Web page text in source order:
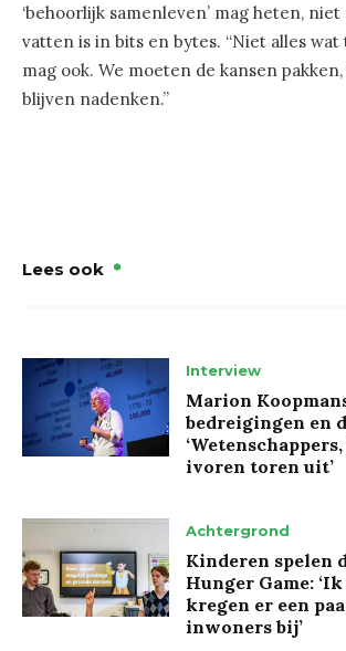
‘behoorlijk samenleven’ mag heten,
vatten is in bits en bytes. “Niet alles wat
mag ook. We moeten de kansen
blijven nadenken.”
Lees ook
Interview
Marion
bedreigingen en
ivoren toren uit’
Achtergrond
Kinderen spelen
Hunger Game:
kregen er een
inwoners bij’